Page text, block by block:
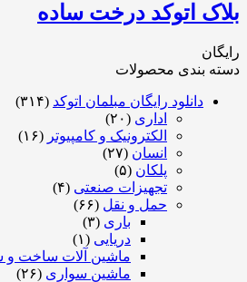
اتوکد درخت ساده
بندی محصولات
دانلود رایگان مبلمان اتوکد (۳۱۴)
اداری (۲۰)
الکترونیک و کامپیوتر(۱۶)
انسان(۲۷)
پلکان(۵)
تجهیزات صنعتی(۴)
حمل و نقل(۶۶)
باری
(۳)
دریایی(۱)
ماشین آلات ساخت و ساز(۱۱)
ماشین سواری(۲۶)